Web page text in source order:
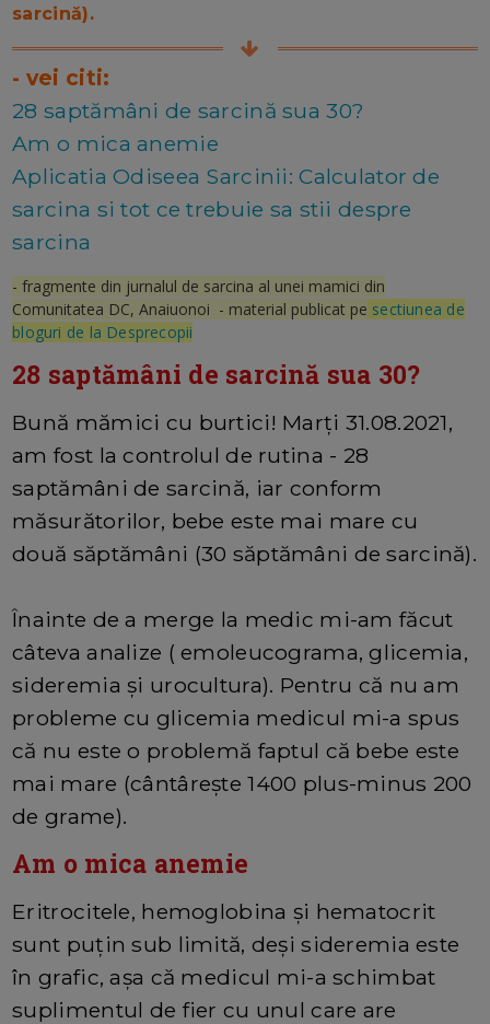
sarcină).
- vei citi:
28 saptămâni de sarcină sua 30?
Am o mica anemie
Aplicatia Odiseea Sarcinii: Calculator de
sarcina si tot ce trebuie sa stii despre
sarcina
- fragmente din jurnalul de sarcina al unei mamici din
Comunitatea DC, Anaiuonoi - material publicat pe sectiunea de
bloguri de la Desprecopii
28 saptămâni de sarcină sua 30?
Bună mămici cu burtici! Marți 31.08.2021,
am fost la controlul de rutina - 28
saptămâni de sarcină, iar conform
măsurătorilor, bebe este mai mare cu
două săptămâni (30 săptămâni de sarcină).
Înainte de a merge la medic mi-am făcut
câteva analize ( emoleucograma, glicemia,
sideremia și urocultura). Pentru că nu am
probleme cu glicemia medicul mi-a spus
că nu este o problemă faptul că bebe este
mai mare (cântârește 1400 plus-minus 200
de grame).
Am o mica anemie
Eritrocitele, hemoglobina și hematocrit
sunt puțin sub limită, deși sideremia este
în grafic, așa că medicul mi-a schimbat
suplimentul de fier cu unul care are